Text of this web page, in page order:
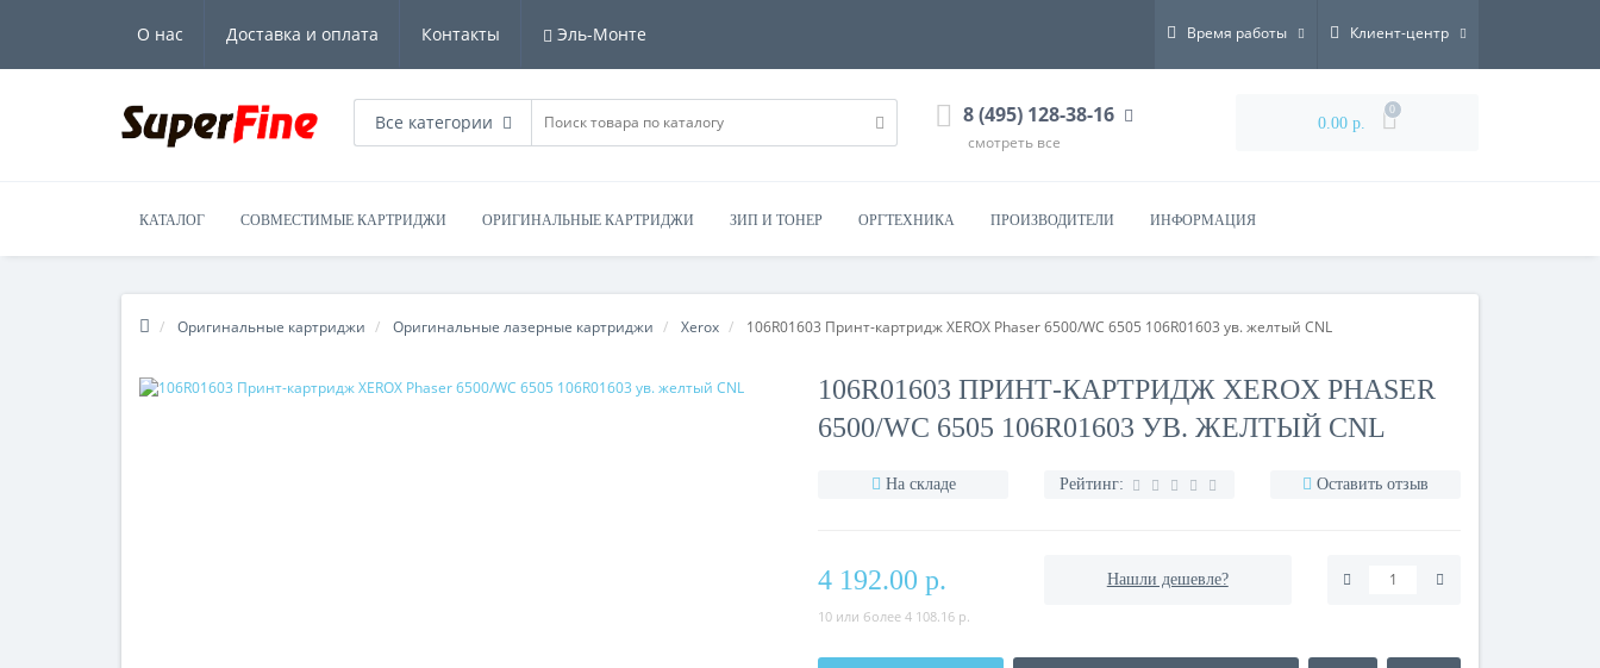
О нас Доставка и оплата Контакты Эль-Монте Время работы Клиент-центр
Все категории 8 (495) 128-38-16
смотреть все
0.00 р.
0
КАТАЛОГ СОВМЕСТИМЫЕ КАРТРИДЖИ ОРИГИНАЛЬНЫЕ КАРТРИДЖИ ЗИП И ТОНЕР ОРГТЕХНИКА ПРОИЗВОДИТЕЛИ ИНФОРМАЦИЯ
Оригинальные картриджи Оригинальные лазерные картриджи Xerox 106R01603 Принт-картридж XEROX Phaser 6500/WC 6505 106R01603 ув. желтый CNL
106R01603 ПРИНТ-КАРТРИДЖ XEROX PHASER
6500/WC 6505 106R01603 УВ. ЖЕЛТЫЙ CNL
На складе Рейтинг: Оставить отзыв
4 192.00 р.
10 или более 4 108.16 р.
Нашли дешевле?